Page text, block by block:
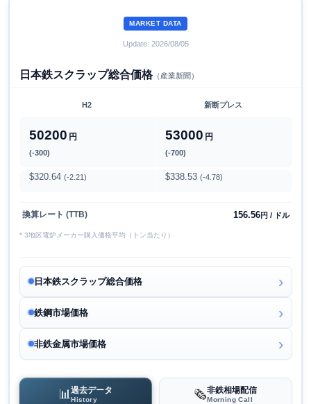
MARKET DATA
Update: 2026/08/05
日本鉄スクラップ総合価格（産業新聞）
H2 新断プレス
50200 円
(-300)
53000 円
(-700)
$320.64 (-2.21) $338.53 (-4.78)
換算レート (TTB) 156.56円 / ドル
* 3地区電炉メーカー購入価格平均（トン当たり）
日本鉄スクラップ総合価格
鉄鋼市場価格
非鉄金属市場価格
📊過去データ
History 🗞️非鉄相場配信
Morning Call